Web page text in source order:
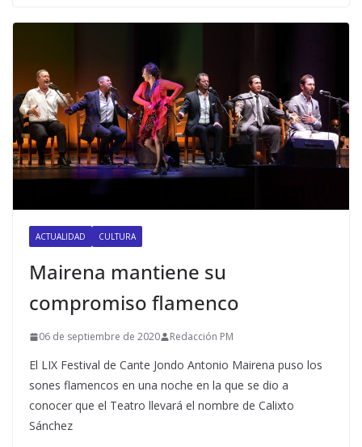
ACTUALIDAD CULTURA
Mairena mantiene su
compromiso flamenco
06 de septiembre de 2020 Redacción PM
El LIX Festival de Cante Jondo Antonio Mairena puso los
sones flamencos en una noche en la que se dio a
conocer que el Teatro llevará el nombre de Calixto
Sánchez